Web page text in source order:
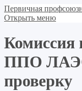
Первичная
Открыть меню
Комиссия
ППО
проверку